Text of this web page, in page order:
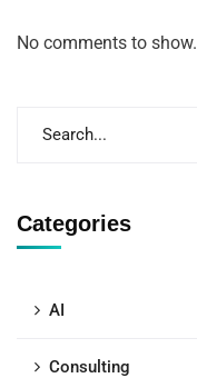
No comments to show.
Categories
AI
Consulting